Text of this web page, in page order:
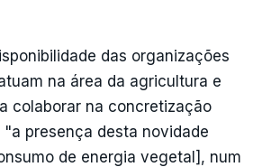
das organizações
na área da agricultura e
colaborar na concretização
presença desta novidade
de energia vegetal], num